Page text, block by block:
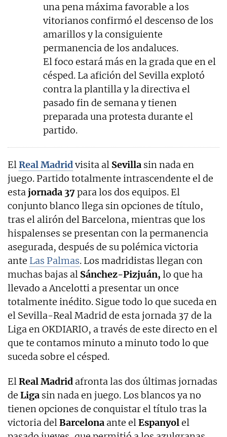
una pena máxima favorable a los
vitorianos confirmó el descenso de los
amarillos y la consiguiente
permanencia de los andaluces.
El foco estará más en la grada que en el
césped. La afición del Sevilla explotó
contra la plantilla y la directiva el
pasado fin de semana y tienen
preparada una protesta durante el
partido.
ElRealMadridvisita al Sevilla sin nada en
juego. Partido totalmente intrascendente el de
estajornada 37 para los dos equipos. El
conjunto blanco llega sin opciones de título,
tras el alirón del Barcelona, mientras que los
hispalenses se presentan con la permanencia
asegurada, después de su polémica victoria
ante Las Palmas. Los madridistas llegan con
muchas bajas al Sánchez-Pizjuán, lo que ha
llevado a Ancelotti a presentar un once
totalmente inédito. Sigue todo lo que suceda en
el Sevilla-Real Madrid de esta jornada 37 de la
Liga en OKDIARIO, a través de este directo en el
que te contamos minuto a minuto todo lo que
suceda sobre el césped.
ElReal Madrid afronta las dos últimas jornadas
de Liga sin nada en juego. Los blancos ya no
tienen opciones de conquistar el título tras la
victoria delBarcelona ante elEspanyolel